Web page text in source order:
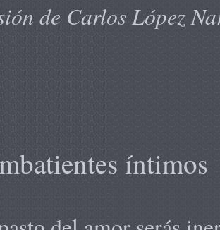
de Carlos López
íntimos